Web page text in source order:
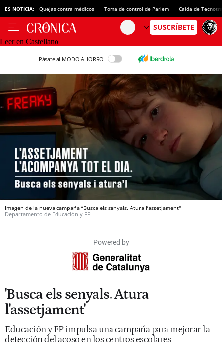
ES NOTICIA: Quejas contra médicos Toma de control de Parlem Caída de
Leer en Castellano
Pásate al MODO AHORRO
Imagen de la nueva campaña “Busca els senyals. Atura l’assetjament"
Departamento de Educación y FP
Powered by
'Busca els senyals. Atura
l'assetjament'
Educación y FP impulsa una campaña para mejorar la
detección del acoso en los centros escolares